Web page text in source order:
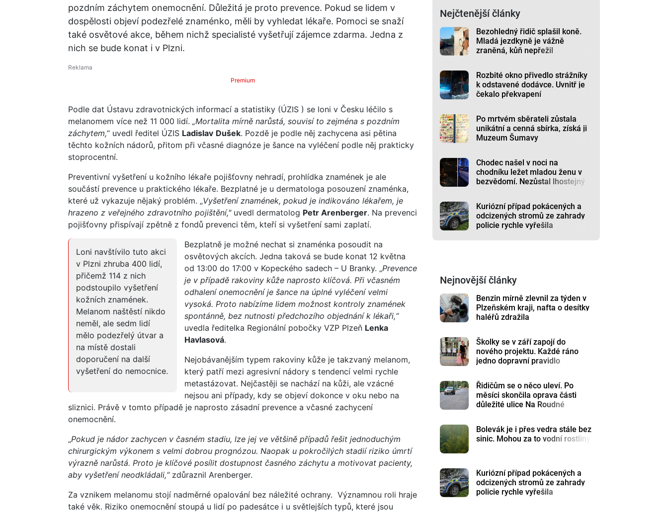
pozdním záchytem onemocnění. Důležitá je proto prevence. Pokud se lidem v
dospělosti objeví podezřelé znaménko, měli by vyhledat lékaře. Pomoci se snaží
také osvětové akce, během nichž specialisté vyšetřují zájemce zdarma. Jedna z
nich se bude konat i v Plzni.
Premium
Podle dat Ústavu zdravotnických informací a statistiky (ÚZIS ) se loni v Česku léčilo s
melanomem více než 11 000 lidí. „Mortalita mírně narůstá, souvisí to zejména s pozdním
záchytem,“ uvedl ředitel ÚZIS Ladislav Dušek. Pozdě je podle něj zachycena asi pětina
těchto kožních nádorů, přitom při včasné diagnóze je šance na vyléčení podle něj prakticky
stoprocentní.
Preventivní vyšetření u kožního lékaře pojišťovny nehradí, prohlídka znamének je ale
součástí prevence u praktického lékaře. Bezplatné je u dermatologa posouzení znaménka,
které už vykazuje nějaký problém. „Vyšetření znamének, pokud je indikováno lékařem, je
hrazeno z veřejného zdravotního pojištění,"uvedl dermatolog Petr Arenberger. Na prevenci
pojišťovny přispívají zpětně z fondů prevenci těm, kteří si vyšetření sami zaplatí.
Loni navštívilo tuto akci
v Plzni zhruba 400 lidí,
přičemž 114 z nich
podstoupilo vyšetření
kožních znamének.
Melanom naštěstí nikdo
neměl, ale sedm lidí
mělo podezřelý útvar a
na místě dostali
doporučení na další
vyšetření do nemocnice.
Bezplatně je možné nechat si znaménka posoudit na
osvětových akcích. Jedna taková se bude konat 12 května
od 13:00 do 17:00 v Kopeckého sadech – U Branky. „Prevence
je v případě rakoviny kůže naprosto klíčová. Při včasném
odhalení onemocnění je šance na úplné vyléčení velmi
vysoká. Proto nabízíme lidem možnost kontroly znamének
spontánně, bez nutnosti předchozího objednání k lékaři,“
uvedla ředitelka Regionální pobočky VZP Plzeň Lenka
Havlasová.
Nejobávanějším typem rakoviny kůže je takzvaný melanom,
který patří mezi agresivní nádory s tendencí velmi rychle
metastázovat. Nejčastěji se nachází na kůži, ale vzácné
nejsou ani případy, kdy se objeví dokonce v oku nebo na
sliznici. Právě v tomto případě je naprosto zásadní prevence a včasné zachycení
onemocnění.
„Pokud je nádor zachycen v časném stadiu, lze jej ve většině případů řešit jednoduchým
chirurgickým výkonem s velmi dobrou prognózou. Naopak u pokročilých stadií riziko úmrtí
výrazně narůstá. Proto je klíčové posílit dostupnost časného záchytu a motivovat pacienty,
aby vyšetření neodkládali,“ zdůraznil Arenberger.
Za vznikem melanomu stojí nadměrné opalování bez náležité ochrany. Významnou roli hraje
také věk. Riziko onemocnění stoupá u lidí po padesátce i u světlejších typů, které jsou
Nejčtenější články
Bezohledný řidič splašil koně.
Mladá jezdkyně je vážně
zraněná, kůň nepřežil
Rozbité okno přivedlo strážníky
k odstavené dodávce. Uvnitř je
čekalo překvapení
Po mrtvém sběrateli zůstala
unikátní a cenná sbírka, získá ji
Muzeum Šumavy
Chodec našel v noci na
chodníku ležet mladou ženu v
bezvědomí. Nezůstal lhostejný
Kuriózní případ pokácených a
odcizených stromů ze zahrady
policie rychle vyřešila
Nejnovější články
Benzin mírně zlevnil za týden v
Plzeňském kraji, nafta o desítky
haléřů zdražila
Školky se v září zapojí do
nového projektu. Každé ráno
jedno dopravní pravidlo
Řidičům se o něco uleví. Po
měsíci skončila oprava části
důležité ulice Na Roudné
Bolevák je i přes vedra stále bez
sinic. Mohou za to vodní rostliny
Kuriózní případ pokácených a
odcizených stromů ze zahrady
policie rychle vyřešila